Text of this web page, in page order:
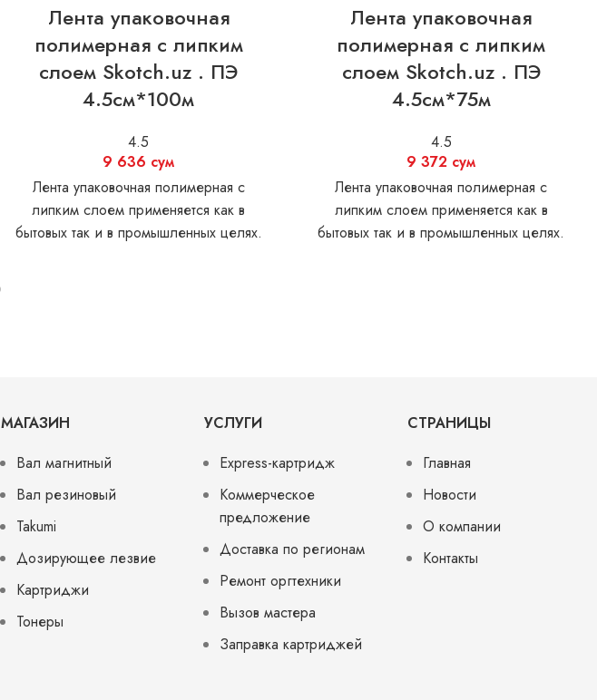
Лента упаковочная
полимерная с липким
слоем Skotch.uz . ПЭ
4.5см*100м
4.5
9 636 сум
Лента упаковочная полимерная с
липким слоем применяется как в
бытовых так и в промышленных целях.
Лента упаковочная
полимерная с липким
слоем Skotch.uz . ПЭ
4.5см*75м
4.5
9 372 сум
Лента упаковочная полимерная с
липким слоем применяется как в
бытовых так и в промышленных целях.
МАГАЗИН
Вал магнитный
Вал резиновый
Takumi
Дозирующее лезвие
Картриджи
Тонеры
УСЛУГИ
Express-картридж
Коммерческое
предложение
Доставка по регионам
Ремонт оргтехники
Вызов мастера
Заправка картриджей
СТРАНИЦЫ
Главная
Новости
О компании
Контакты